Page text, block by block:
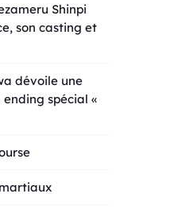
Shinpi
son casting et
dévoile une
spécial «